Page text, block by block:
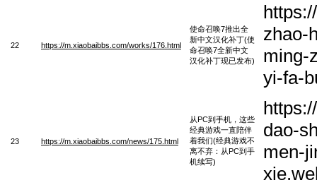
22 https://m.xiaobaibbs.com/works/176.html
使命召唤7推出全
新中文汉化补丁(使
命召唤7全新中文
汉化补丁现已发布)
zhao-
ming-
yi-fa-
23 https://m.xiaobaibbs.com/news/175.html
从PC到手机，这些
经典游戏一直陪伴
着我们(经典游戏不
离不弃：从PC到手
机续写)
dao-
men-